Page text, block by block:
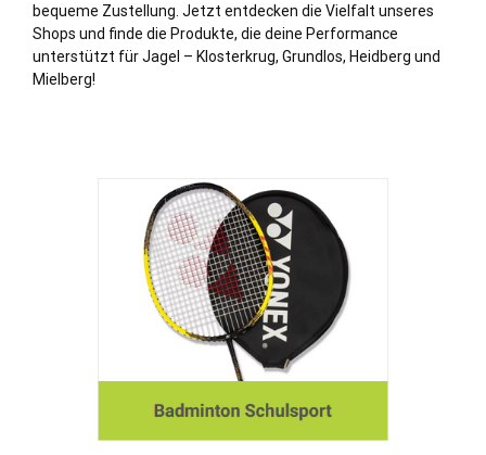
bequeme Zustellung. Jetzt entdecken die Vielfalt unseres
Shops und finde die Produkte, die deine Performance
unterstützt für Jagel – Klosterkrug, Grundlos, Heidberg und
Mielberg!